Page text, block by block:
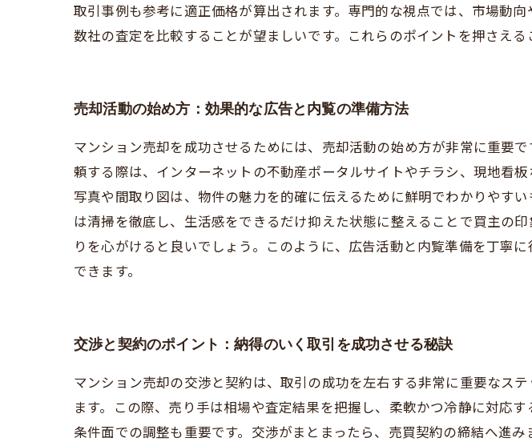
取引事例も参考に適正価格が算出されます。専門的な視点では、市場動
数社の査定を比較することが望ましいです。これらのポイントを押さえ
売却活動の始め方：効果的な広告と内覧の準備方法
マンション売却を成功させるためには、売却活動の始め方が非常に重要
頼する際は、インターネットの不動産ポータルサイトやチラシ、現地看
写真や間取り図は、物件の魅力を的確に伝えるために鮮明でわかりやす
は清掃を徹底し、生活感をできるだけ抑えた状態に整えることで買主の
りを心がけると良いでしょう。このように、広告活動と内覧準備を丁寧
できます。
交渉と契約のポイント：納得のいく取引を成功させる秘訣
マンション売却の交渉と契約は、取引の成功を左右する非常に重要なス
ます。この際、売り手は相場や査定結果を把握し、柔軟かつ冷静に対応
条件面での調整も重要です。交渉がまとまったら、売買契約の締結へ進